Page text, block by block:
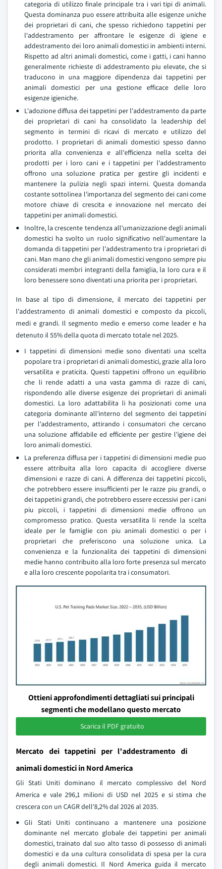
categoria di utilizzo finale principale tra i vari tipi di animali.
Questa dominanza puo essere attribuita alle esigenze uniche
dei proprietari di cani, che spesso richiedono tappetini per
l'addestramento per affrontare le esigenze di igiene e
addestramento dei loro animali domestici in ambienti interni.
Rispetto ad altri animali domestici, come i gatti, i cani hanno
generalmente richieste di addestramento piu elevate, che si
traducono in una maggiore dipendenza dai tappetini per
animali domestici per una gestione efficace delle loro
esigenze igieniche.
L'adozione diffusa dei tappetini per l'addestramento da parte
dei proprietari di cani ha consolidato la leadership del
segmento in termini di ricavi di mercato e utilizzo del
prodotto. I proprietari di animali domestici spesso danno
priorita alla convenienza e all'efficienza nella scelta dei
prodotti per i loro cani e i tappetini per l'addestramento
offrono una soluzione pratica per gestire gli incidenti e
mantenere la pulizia negli spazi interni. Questa domanda
costante sottolinea l'importanza del segmento dei cani come
motore chiave di crescita e innovazione nel mercato dei
tappetini per animali domestici.
Inoltre, la crescente tendenza all'umanizzazione degli animali
domestici ha svolto un ruolo significativo nell'aumentare la
domanda di tappetini per l'addestramento tra i proprietari di
cani. Man mano che gli animali domestici vengono sempre piu
considerati membri integranti della famiglia, la loro cura e il
loro benessere sono diventati una priorita per i proprietari.
In base al tipo di dimensione, il mercato dei tappetini per
l'addestramento di animali domestici e composto da piccoli,
medi e grandi. Il segmento medio e emerso come leader e ha
detenuto il 55% della quota di mercato totale nel 2025.
I tappetini di dimensioni medie sono diventati una scelta
popolare tra i proprietari di animali domestici, grazie alla loro
versatilita e praticita. Questi tappetini offrono un equilibrio
che li rende adatti a una vasta gamma di razze di cani,
rispondendo alle diverse esigenze dei proprietari di animali
domestici. La loro adattabilita li ha posizionati come una
categoria dominante all'interno del segmento dei tappetini
per l'addestramento, attirando i consumatori che cercano
una soluzione affidabile ed efficiente per gestire l'igiene dei
loro animali domestici.
La preferenza diffusa per i tappetini di dimensioni medie puo
essere attribuita alla loro capacita di accogliere diverse
dimensioni e razze di cani. A differenza dei tappetini piccoli,
che potrebbero essere insufficienti per le razze piu grandi, o
dei tappetini grandi, che potrebbero essere eccessivi per i cani
piu piccoli, i tappetini di dimensioni medie offrono un
compromesso pratico. Questa versatilita li rende la scelta
ideale per le famiglie con piu animali domestici o per i
proprietari che preferiscono una soluzione unica. La
convenienza e la funzionalita dei tappetini di dimensioni
medie hanno contribuito alla loro forte presenza sul mercato
e alla loro crescente popolarita tra i consumatori.
Ottieni approfondimenti dettagliati sui principali
segmenti che modellano questo mercato
Scarica il PDF gratuito
Mercato dei tappetini per l'addestramento di
animali domestici in Nord America
Gli Stati Uniti dominano il mercato complessivo del Nord
America e vale 296,1 milioni di USD nel 2025 e si stima che
crescera con un CAGR dell'8,2% dal 2026 al 2035.
Gli Stati Uniti continuano a mantenere una posizione
dominante nel mercato globale dei tappetini per animali
domestici, trainato dal suo alto tasso di possesso di animali
domestici e da una cultura consolidata di spesa per la cura
degli animali domestici. Il Nord America guida il mercato